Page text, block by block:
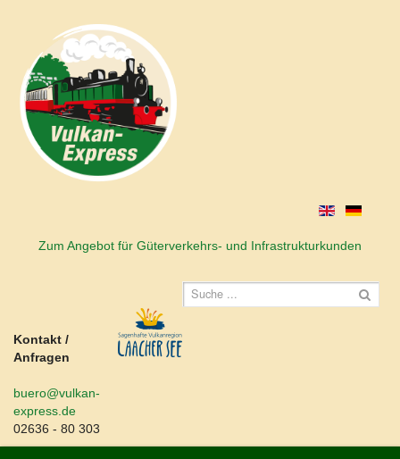
Zum Angebot für Güterverkehrs- und Infrastrukturkunden
Kontakt /
Anfragen
buero@vulkan-
express.de
02636 - 80 303